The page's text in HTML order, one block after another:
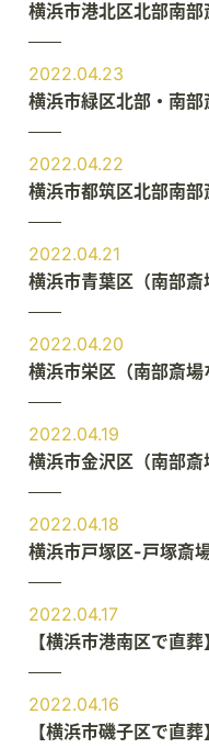
横浜市港北区北部南
2022.04.23
横浜市緑区北部・南
2022.04.22
横浜市都筑区北部南
2022.04.21
横浜市青葉区（南部
2022.04.20
横浜市栄区（南部斎
2022.04.19
横浜市金沢区（南部
2022.04.18
横浜市戸塚区-戸塚斎
2022.04.17
【横浜市港南区で直葬】
2022.04.16
【横浜市磯子区で直葬】